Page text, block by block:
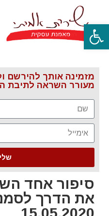
פתח סרגל נגישות
מזמינה אותך להירשם
מעורר השראה לתיבת
סיפור אחד
את הדרך
15.05.2020